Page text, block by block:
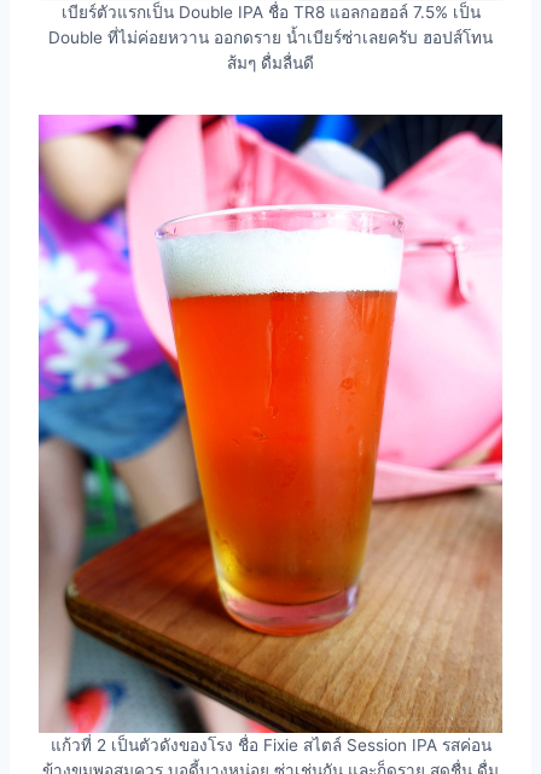
เบียร์ตัวแรกเป็น Double IPA ชื่อ TR8 แอลกอฮอล์ 7.5% เป็น
Double ที่ไม่ค่อยหวาน ออกดราย น้ำเบียร์ซ่าเลยครับ ฮอปส์โทน
ส้มๆ ดื่มลื่นดี
แก้วที่ 2 เป็นตัวดังของโรง ชื่อ Fixie สไตล์ Session IPA รสค่อน